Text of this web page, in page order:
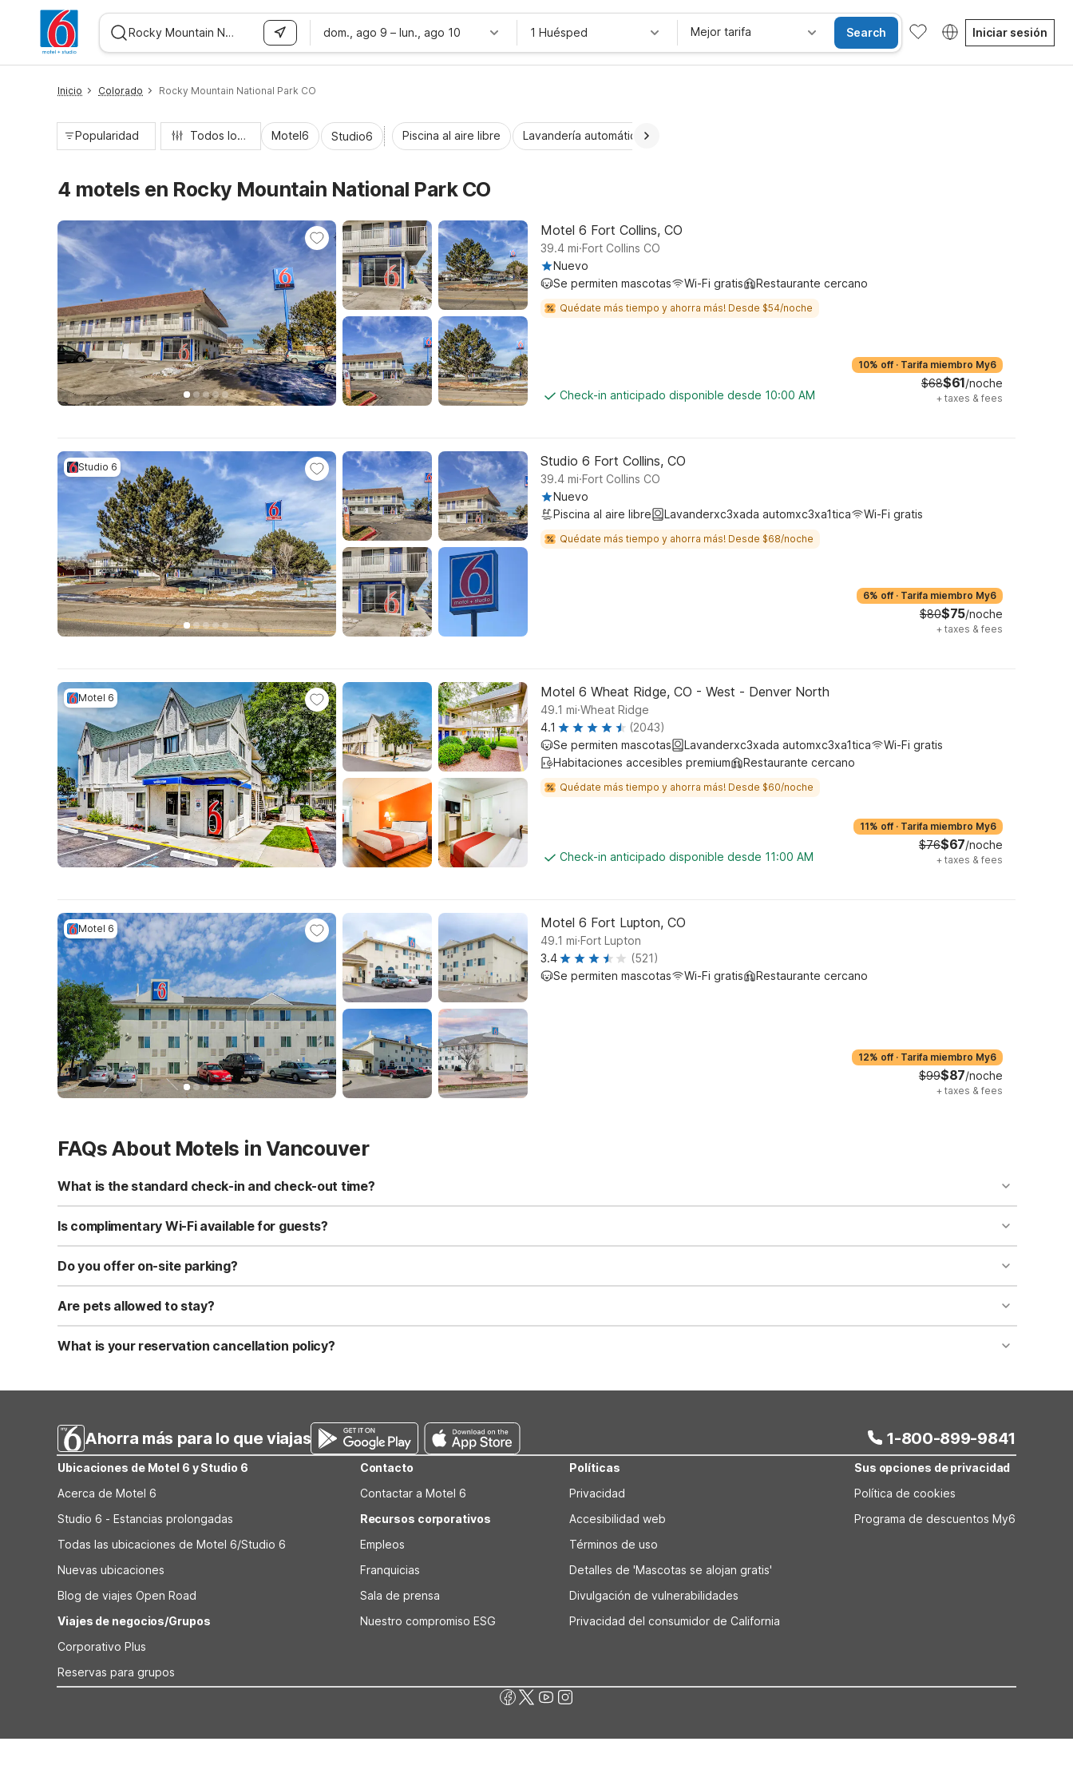
dom., ago 9 – lun., ago 10 1 Huésped Mejor tarifa Search Iniciar sesión
Inicio Colorado Rocky Mountain National Park CO
Popularidad Todos los filtros Motel6 Studio6 Piscina al aire libre Lavandería automática
4 motels en Rocky Mountain National Park CO
Motel 6 Fort Collins, CO
39.4 mi.Fort Collins CO
Nuevo
Se permiten mascotas
Wi-Fi gratis Restaurante cercano
Quédate más tiempo y ahorra más! Desde $54/noche
Check-in anticipado disponible desde 10:00 AM
10% off · Tarifa miembro My6
$68$61/noche
+ taxes & fees
Studio 6 Studio 6 Fort Collins, CO
39.4 mi.Fort Collins CO
Nuevo
Piscina al aire libre
Lavanderxc3xada automxc3xa1tica Wi-Fi gratis
Quédate más tiempo y ahorra más! Desde $68/noche
6% off · Tarifa miembro My6
$80$75/noche
+ taxes & fees
Motel 6 Motel 6 Wheat Ridge, CO - West - Denver North
49.1 mi.Wheat Ridge
4.1
(2043)
Se permiten mascotas
Lavanderxc3xada automxc3xa1tica
Wi-Fi gratis
Habitaciones accesibles premium
Restaurante cercano
Quédate más tiempo y ahorra más! Desde $60/noche
Check-in anticipado disponible desde 11:00 AM
11% off · Tarifa miembro My6
$76$67/noche
+ taxes & fees
Motel 6 Motel 6 Fort Lupton, CO
49.1 mi.Fort Lupton
3.4
(521)
Se permiten mascotas
Wi-Fi gratis Restaurante cercano
12% off · Tarifa miembro My6
$99$87/noche
+ taxes & fees
FAQs About Motels in Vancouver
What is the standard check-in and check-out time?
Standard check-in time is at 3:00 PM, and check-out is at 11:00 AM. Early check-in and late check-out requests are subject to availability and may incur additional charges.
Is complimentary Wi-Fi available for guests?
Yes, we provide complimentary high-speed Wi-Fi access for all registered guests in their rooms and throughout the common areas of the property.
Do you offer on-site parking?
Yes, free self-parking is available on-site for all our guests. We also offer parking spaces for larger vehicles, subject to availability.
Are pets allowed to stay?
Yes, we are a pet-friendly property. A maximum of two well-behaved pets are welcome per room. Please check with the front desk regarding specific pet policies and any
applicable fees.
What is your reservation cancellation policy?
Ahorra más para lo que viajas 1-800-899-9841
Ubicaciones de Motel 6 y Studio 6
Acerca de Motel 6
Studio 6 - Estancias prolongadas
Todas las ubicaciones de Motel 6/Studio 6
Nuevas ubicaciones
Blog de viajes Open Road
Viajes de negocios/Grupos
Corporativo Plus
Reservas para grupos
Contacto
Contactar a Motel 6
Recursos corporativos
Empleos
Franquicias
Sala de prensa
Nuestro compromiso ESG
Políticas
Privacidad
Accesibilidad web
Términos de uso
Detalles de 'Mascotas se alojan gratis'
Divulgación de vulnerabilidades
Privacidad del consumidor de California
Sus opciones de privacidad
Política de cookies
Programa de descuentos My6